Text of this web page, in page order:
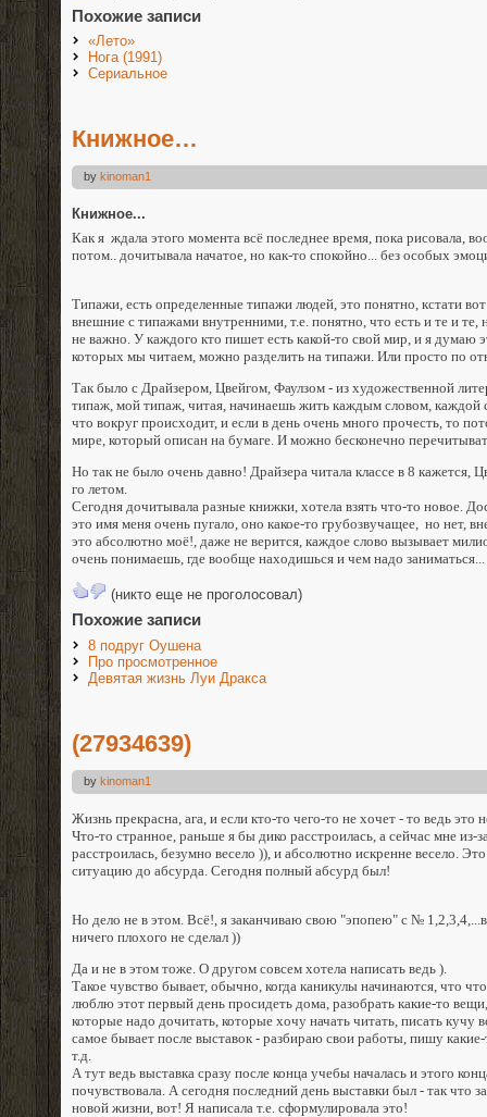
Похожие записи
«Лето»
Нога (1991)
Сериальное
Книжное…
by kinoman1
Книжное...
Как я ждала этого момента всё последнее время, пока рисовала,
потом.. дочитывала начатое, но как-то спокойно... без особых
Типажи, есть определенные типажи людей, это понятно, кстати
внешние с типажами внутренними, т.е. понятно, что есть и те и те,
не важно. У каждого кто пишет есть какой-то свой мир, и я думаю
которых мы читаем, можно разделить на типажи. Или просто по
Так было с Драйзером, Цвейгом, Фаулзом - из художественной
типаж, мой типаж, читая, начинаешь жить каждым словом, каждой
что вокруг происходит, и если в день очень много прочесть, то
мире, который описан на бумаге. И можно бесконечно
Но так не было очень давно! Драйзера читала классе в 8 кажется,
го летом.
Сегодня дочитывала разные книжки, хотела взять что-то новое.
это имя меня очень пугало, оно какое-то грубозвучащее, но нет,
это абсолютно моё!, даже не верится, каждое слово вызывает
очень понимаешь, где вообще находишься и чем надо заниматься...
(никто еще не проголосовал)
Похожие записи
8 подруг Оушена
Про просмотренное
Девятая жизнь Луи Дракса
(27934639)
by kinoman1
Жизнь прекрасна, ага, и если кто-то чего-то не хочет - то ведь это
Что-то странное, раньше я бы дико расстроилась, а сейчас мне из-
расстроилась, безумно весело )), и абсолютно искренне весело.
ситуацию до абсурда. Сегодня полный абсурд был!
Но дело не в этом. Всё!, я заканчиваю свою "эпопею" с №
ничего плохого не сделал ))
Да и не в этом тоже. О другом совсем хотела написать ведь ).
Такое чувство бывает, обычно, когда каникулы начинаются, что
люблю этот первый день просидеть дома, разобрать какие-то
которые надо дочитать, которые хочу начать читать, писать кучу
самое бывает после выставок - разбираю свои работы, пишу
т.д.
А тут ведь выставка сразу после конца учебы началась и этого
почувствовала. А сегодня последний день выставки был - так что
новой жизни, вот! Я написала т.е. сформулировала это!